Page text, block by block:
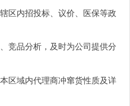
区内招投标、议价、医保等政
竞品分析，及时为公司提供分
区域内代理商冲窜货性质及详